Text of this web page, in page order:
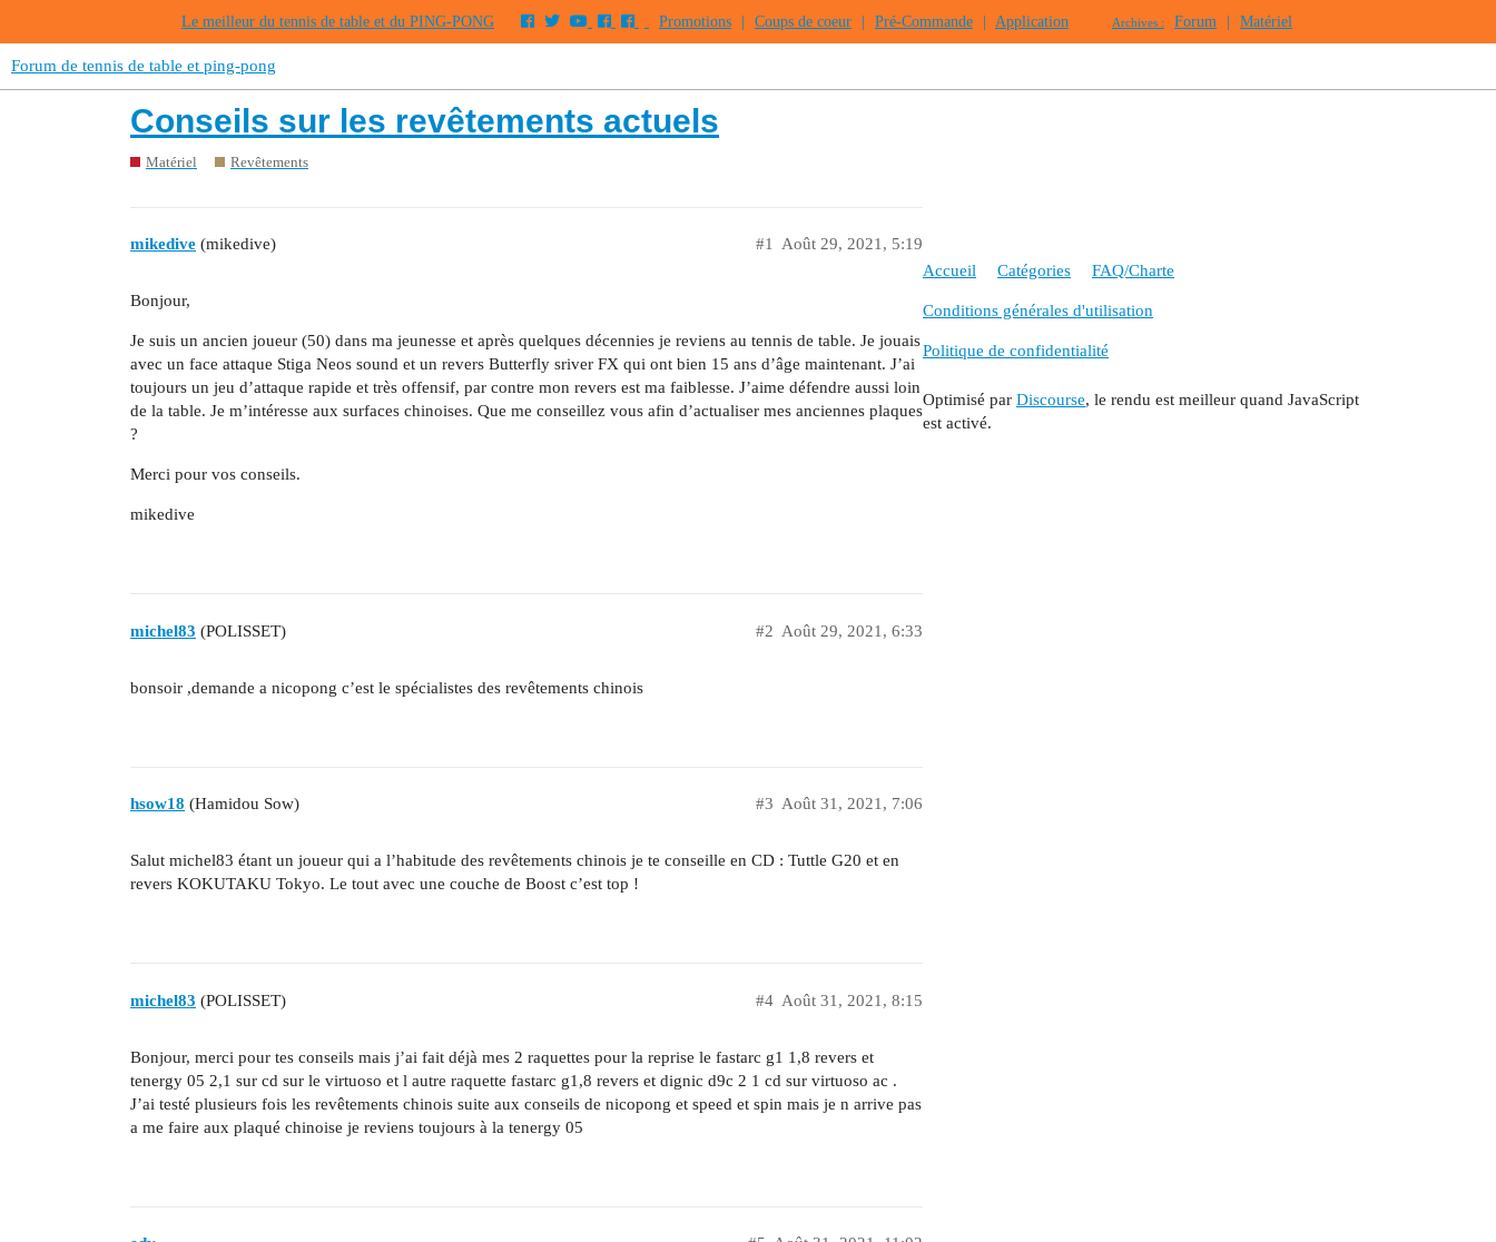
Le meilleur du tennis de table et du PING-PONG Promotions Coups de coeur Pré-Commande Application Archives : Forum Matériel
Forum de tennis de table et ping-pong
Conseils sur les revêtements actuels
Matériel Revêtements
mikedive (mikedive) Août 29, 2021, 5:19
#1
Bonjour,
Je suis un ancien joueur (50) dans ma jeunesse et après quelques décennies je reviens au tennis de table. Je jouais
avec un face attaque Stiga Neos sound et un revers Butterfly sriver FX qui ont bien 15 ans d’âge maintenant. J’ai
toujours un jeu d’attaque rapide et très offensif, par contre mon revers est ma faiblesse. J’aime défendre aussi loin
de la table. Je m’intéresse aux surfaces chinoises. Que me conseillez vous afin d’actualiser mes anciennes plaques
?
Merci pour vos conseils.
mikedive
michel83 (POLISSET) Août 29, 2021, 6:33
#2
bonsoir ,demande a nicopong c’est le spécialistes des revêtements chinois
hsow18 (Hamidou Sow) Août 31, 2021, 7:06
#3
Salut michel83 étant un joueur qui a l’habitude des revêtements chinois je te conseille en CD : Tuttle G20 et en
revers KOKUTAKU Tokyo. Le tout avec une couche de Boost c’est top !
michel83 (POLISSET) Août 31, 2021, 8:15
#4
Bonjour, merci pour tes conseils mais j’ai fait déjà mes 2 raquettes pour la reprise le fastarc g1 1,8 revers et
tenergy 05 2,1 sur cd sur le virtuoso et l autre raquette fastarc g1,8 revers et dignic d9c 2 1 cd sur virtuoso ac .
J’ai testé plusieurs fois les revêtements chinois suite aux conseils de nicopong et speed et spin mais je n arrive pas
a me faire aux plaqué chinoise je reviens toujours à la tenergy 05
Accueil Catégories FAQ/Charte
Conditions générales d'utilisation
Politique de confidentialité
Optimisé par Discourse, le rendu est meilleur quand JavaScript
est activé.